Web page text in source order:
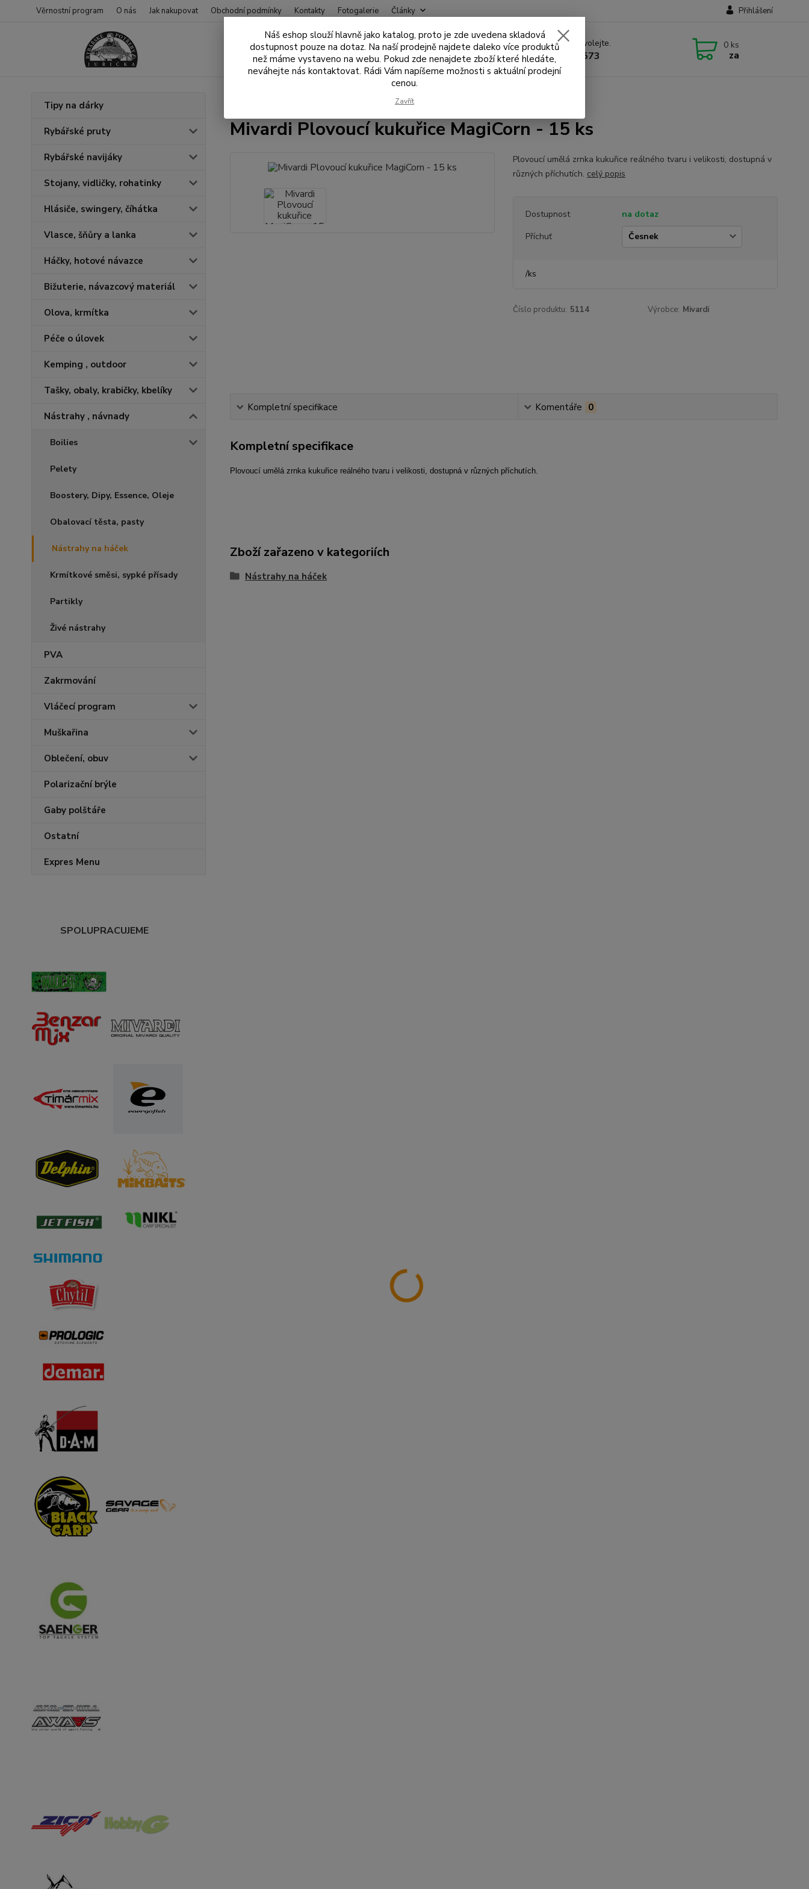
Věrnostní program O nás Jak nakupovat Obchodní podmínky Kontakty Fotogalerie Články Přihlášení
Hledat Nevíte si rady? Zavolejte.
+420 732 707 573
0 ks
za
Tipy na dárky
Rybářské pruty
Rybářské navijáky
Stojany, vidličky, rohatinky
Hlásiče, swingery, číhátka
Vlasce, šňůry a lanka
Háčky, hotové návazce
Bižuterie, návazcový materiál
Olova, krmítka
Péče o úlovek
Kemping , outdoor
Tašky, obaly, krabičky, kbelíky
Nástrahy , návnady
Boilies
Pelety
Boostery, Dipy, Essence, Oleje
Obalovací těsta, pasty
Nástrahy na háček
Krmítkové směsi, sypké přísady
Partikly
Živé nástrahy
PVA
Zakrmování
Vláčecí program
Muškařina
Oblečení, obuv
Polarizační brýle
Gaby polštáře
Ostatní
Expres Menu
SPOLUPRACUJEME
Nástrahy na háček
Mivardi Plovoucí kukuřice MagiCorn - 15 ks
Plovoucí umělá zrnka kukuřice reálného tvaru i velikosti, dostupná v
různých příchutích. celý popis
Dostupnost
na dotaz
Příchuť
/ks
Číslo produktu: 5114 Výrobce: Mivardi
Kompletní specifikace Komentáře 0
Kompletní specifikace
Plovoucí umělá zrnka kukuřice reálného tvaru i velikosti, dostupná v různých příchutích.
Zboží zařazeno v kategoriích
Nástrahy na háček
Náš eshop slouží hlavně jako katalog, proto je zde uvedena skladová
dostupnost pouze na dotaz. Na naší prodejně najdete daleko více produktů
než máme vystaveno na webu. Pokud zde nenajdete zboží které hledáte,
neváhejte nás kontaktovat. Rádi Vám napíšeme možnosti s aktuální prodejní
cenou.
Zavřít